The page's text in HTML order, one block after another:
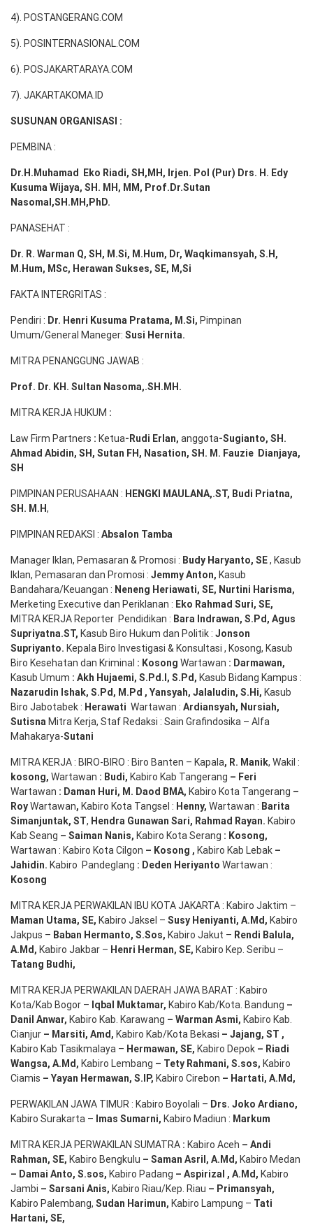
4). POSTANGERANG.COM
5). POSINTERNASIONAL.COM
6). POSJAKARTARAYA.COM
7). JAKARTAKOMA.ID
SUSUNAN ORGANISASI :
PEMBINA :
Dr.H.Muhamad Eko Riadi, SH,MH , Irjen. Pol (Pur) Drs. H. Edy
Kusuma Wijaya, SH. MH, MM, Prof. Dr.Sutan
Nasomal,SH.MH,PhD.
PANASEHAT :
Dr. R. Warman Q, SH, M.Si, M.Hum, Dr, Waqkimansyah, S.H,
M.Hum, MSc, Herawan Sukses, SE, M,Si
FAKTA INTERGRITAS :
Pendiri : Dr. Henri Kusuma Pratama, M.Si, Pimpinan
Umum/General Maneger: Susi Hernita.
MITRA PENANGGUNG JAWAB :
Prof. Dr. KH. Sultan Nasoma,.SH.MH.
MITRA KERJA HUKUM :
Law Firm Partners : Ketua-Rudi Erlan, anggota-Sugianto, SH.
Ahmad Abidin, SH, Sutan FH, Nasation, SH. M. Fauzie Dianjaya,
SH
PIMPINAN PERUSAHAAN : HENGKI MAULANA,.ST, Budi Priatna,
SH . M.H,
PIMPINAN REDAKSI : Absalon Tamba
Manager Iklan, Pemasaran & Promosi : Budy Haryanto, SE, Kasub
Iklan, Pemasaran dan Promosi : Jemmy Anton, Kasub
Bandahara/Keuangan : Neneng Heriawati, SE, Nurtini Harisma,
Merketing Executive dan Periklanan : Eko Rahmad Suri, SE,
MITRA KERJA Reporter Pendidikan : Bara Indrawan, S.Pd , Agus
Supriyatna.ST, Kasub Biro Hukum dan Politik : Jonson
Supriyanto. Kepala Biro Investigasi & Konsultasi , Kosong, Kasub
Biro Kesehatan dan Kriminal : Kosong Wartawan : Darmawan,
Kasub Umum : Akh Hujaemi, S.Pd.I, S.Pd , Kasub Bidang Kampus :
Nazarudin Ishak, S.Pd , M.Pd , Yansyah, Jalaludin, S.Hi, Kasub
Biro Jabotabek : Herawati Wartawan : Ardiansyah, Nursiah,
Sutisna Mitra Kerja, Staf Redaksi : Sain Grafindosika – Alfa
Mahakarya-Sutani
MITRA KERJA : BIRO-BIRO : Biro Banten – Kapala, R. Manik, Wakil :
kosong, Wartawan : Budi, Kabiro Kab Tangerang – Feri
Wartawan : Daman Huri, M. Daod BMA, Kabiro Kota Tangerang –
RoyWartawan, Kabiro Kota Tangsel : Henny, Wartawan : Barita
Simanjuntak, ST, Hendra Gunawan Sari, Rahmad Rayan. Kabiro
Kab Seang – Saiman Nanis, Kabiro Kota Serang : Kosong,
Wartawan : Kabiro Kota Cilgon – Kosong , Kabiro Kab Lebak –
Jahidin. Kabiro Pandeglang : Deden Heriyanto Wartawan :
Kosong
MITRA KERJA PERWAKILAN IBU KOTA JAKARTA : Kabiro Jaktim –
Maman Utama, SE, Kabiro Jaksel – Susy Heniyanti, A.Md , Kabiro
Jakpus – Baban Hermanto, S.Sos, Kabiro Jakut – Rendi Balula,
A.Md , Kabiro Jakbar – Henri Herman, SE, Kabiro Kep. Seribu –
Tatang Budhi,
MITRA KERJA PERWAKILAN DAERAH JAWA BARAT : Kabiro
Kota/Kab Bogor – Iqbal Muktamar, Kabiro Kab/Kota. Bandung –
Danil Anwar, Kabiro Kab. Karawang – Warman Asmi, Kabiro Kab.
Cianjur – Marsiti, Amd , Kabiro Kab/Kota Bekasi – Jajang, ST ,
Kabiro Kab Tasikmalaya – Hermawan, SE, Kabiro Depok – Riadi
Wangsa, A.Md , Kabiro Lembang – Tety Rahmani, S.sos, Kabiro
Ciamis – Yayan Hermawan, S.IP, Kabiro Cirebon – Hartati, A.Md ,
PERWAKILAN JAWA TIMUR : Kabiro Boyolali – Drs. Joko Ardiano,
Kabiro Surakarta – Imas Sumarni, Kabiro Madiun : Markum
MITRA KERJA PERWAKILAN SUMATRA : Kabiro Aceh – Andi
Rahman, SE, Kabiro Bengkulu – Saman Asril , A.Md , Kabiro Medan
– Damai Anto, S.sos, Kabiro Padang – Aspirizal , A.Md , Kabiro
Jambi – Sarsani Anis, Kabiro Riau/Kep. Riau – Primansyah,
Kabiro Palembang, Sudan Harimun, Kabiro Lampung – Tati
Hartani, SE,